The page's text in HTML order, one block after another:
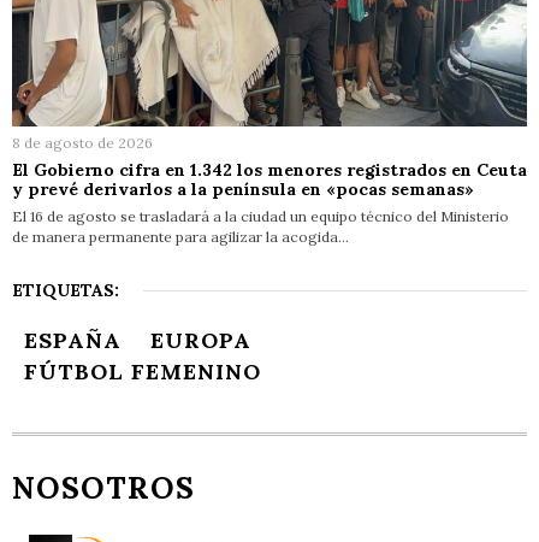
8 de agosto de 2026
El Gobierno cifra en 1.342 los menores registrados en Ceuta
y prevé derivarlos a la península en «pocas semanas»
El 16 de agosto se trasladará a la ciudad un equipo técnico del Ministerio
de manera permanente para agilizar la acogida…
ETIQUETAS:
ESPAÑA
EUROPA
FÚTBOL FEMENINO
NOSOTROS